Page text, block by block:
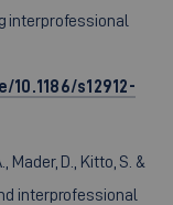
interprofessional
s12912-
Mader, D., Kitto, S. &
interprofessional